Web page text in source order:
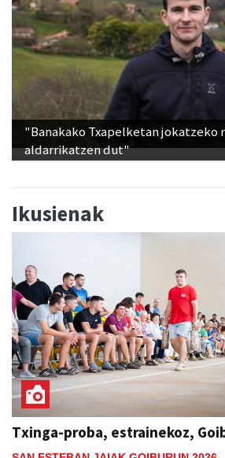
"Banakako Txapelketan jokatzeko
aldarrikatzen dut"
Ikusienak
Txinga-proba, estrainekoz,